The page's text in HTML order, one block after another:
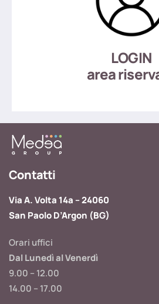
LOGIN
area
Contatti
Via A. Volta 14a – 24060
San Paolo D’Argon (BG)
Orari uffici
Dal Lunedì al Venerdì
9.00 – 12.00
14.00 – 17.00